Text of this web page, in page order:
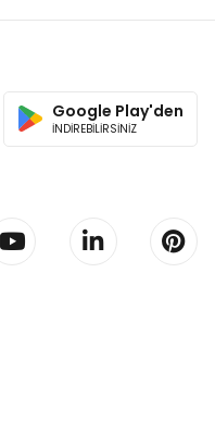
Google Play'den
İNDİREBİLİRSİNİZ